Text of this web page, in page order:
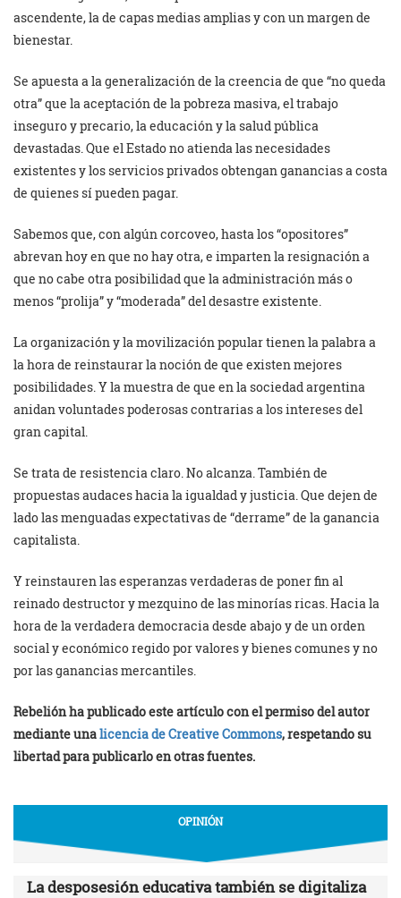
ascendente, la de capas medias amplias y con un margen de
bienestar.
Se apuesta a la generalización de la creencia de que “no queda
otra” que la aceptación de la pobreza masiva, el trabajo
inseguro y precario, la educación y la salud pública
devastadas. Que el Estado no atienda las necesidades
existentes y los servicios privados obtengan ganancias a costa
de quienes sí pueden pagar.
Sabemos que, con algún corcoveo, hasta los “opositores”
abrevan hoy en que no hay otra, e imparten la resignación a
que no cabe otra posibilidad que la administración más o
menos “prolija” y “moderada” del desastre existente.
La organización y la movilización popular tienen la palabra a
la hora de reinstaurar la noción de que existen mejores
posibilidades. Y la muestra de que en la sociedad argentina
anidan voluntades poderosas contrarias a los intereses del
gran capital.
Se trata de resistencia claro. No alcanza. También de
propuestas audaces hacia la igualdad y justicia. Que dejen de
lado las menguadas expectativas de “derrame” de la ganancia
capitalista.
Y reinstauren las esperanzas verdaderas de poner fin al
reinado destructor y mezquino de las minorías ricas. Hacia la
hora de la verdadera democracia desde abajo y de un orden
social y económico regido por valores y bienes comunes y no
por las ganancias mercantiles.
Rebelión ha publicado este artículo con el permiso del autor
mediante unalicencia de Creative Commons, respetando su
libertad para publicarlo en otras fuentes.
OPINIÓN
La desposesión educativa también se digitaliza